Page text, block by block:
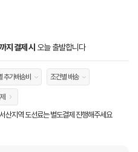
지 결제 시 오늘 출발합니다
추가배송비 조건별 배송
산지역 도선료는 별도결제 진행해주세요